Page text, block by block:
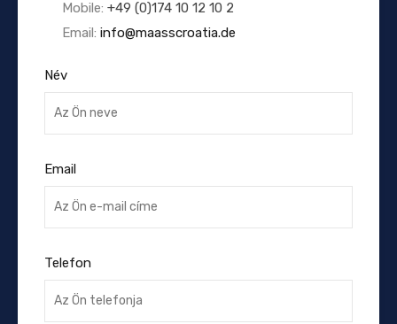
Mobile: +49 (0)174 10 12 10 2
Email: info@maasscroatia.de
Név
Email
Telefon